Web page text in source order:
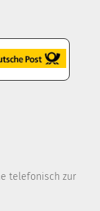
telefonisch zur